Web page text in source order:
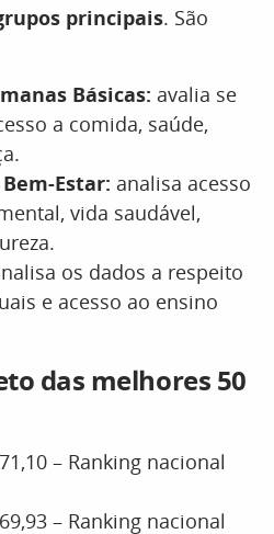
principais. São
Básicas: avalia se
a comida, saúde,
Estar: analisa acesso
vida saudável,
os dados a respeito
e acesso ao ensino
das melhores 50
– Ranking nacional
– Ranking nacional